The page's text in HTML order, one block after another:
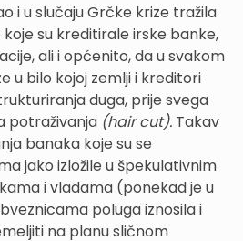
i u slučaju Grčke krize tražila
su kreditirale irske banke,
ali i općenito, da u svakom
u bilo kojoj zemlji i kreditori
duga, prije svega
potraživanja (hair cut). Takav
banaka koje su se
jako izložile u špekulativnim
i vladama (ponekad je u
poluga iznosila i
na planu sličnom